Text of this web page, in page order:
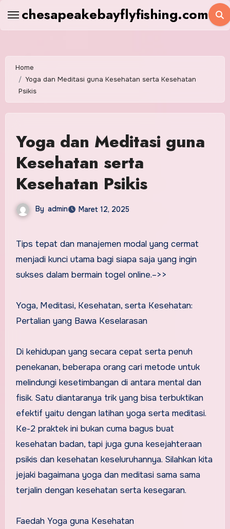
chesapeakebayflyfishing.com
Home
Yoga dan Meditasi guna Kesehatan serta Kesehatan
Psikis
Yoga dan Meditasi guna
Kesehatan serta
Kesehatan Psikis
By admin Maret 12, 2025
Tips tepat dan manajemen modal yang cermat
menjadi kunci utama bagi siapa saja yang ingin
sukses dalam bermain togel online.–>>
Yoga, Meditasi, Kesehatan, serta Kesehatan:
Pertalian yang Bawa Keselarasan
Di kehidupan yang secara cepat serta penuh
penekanan, beberapa orang cari metode untuk
melindungi kesetimbangan di antara mental dan
fisik. Satu diantaranya trik yang bisa terbuktikan
efektif yaitu dengan latihan yoga serta meditasi.
Ke-2 praktek ini bukan cuma bagus buat
kesehatan badan, tapi juga guna kesejahteraan
psikis dan kesehatan keseluruhannya. Silahkan kita
jejaki bagaimana yoga dan meditasi sama sama
terjalin dengan kesehatan serta kesegaran.
Faedah Yoga guna Kesehatan